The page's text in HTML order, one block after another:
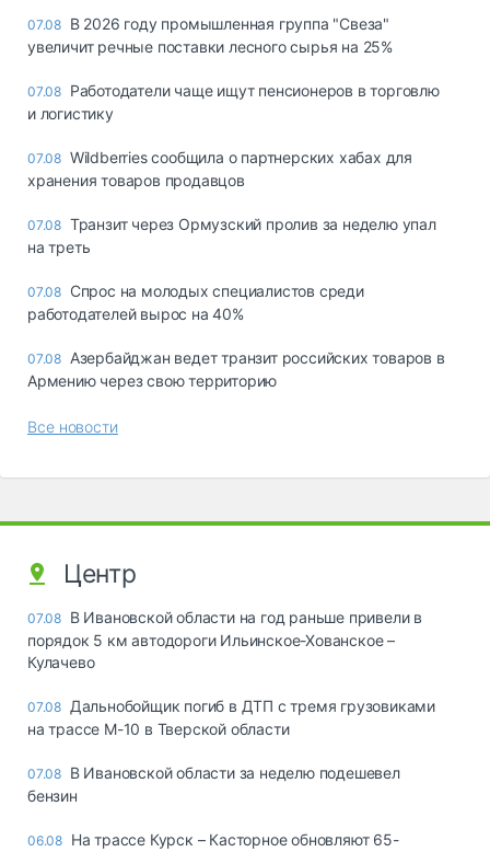
07.08 В 2026 году промышленная группа "Свеза"
увеличит речные поставки лесного сырья на 25%
07.08 Работодатели чаще ищут пенсионеров в торговлю
и логистику
07.08 Wildberries сообщила о партнерских хабах для
хранения товаров продавцов
07.08 Транзит через Ормузский пролив за неделю упал
на треть
07.08 Спрос на молодых специалистов среди
работодателей вырос на 40%
07.08 Азербайджан ведет транзит российских товаров в
Армению через свою территорию
Все новости
Центр
07.08 В Ивановской области на год раньше привели в
порядок 5 км автодороги Ильинское-Хованское –
Кулачево
07.08 Дальнобойщик погиб в ДТП с тремя грузовиками
на трассе М-10 в Тверской области
07.08 В Ивановской области за неделю подешевел
бензин
06.08 На трассе Курск – Касторное обновляют 65-